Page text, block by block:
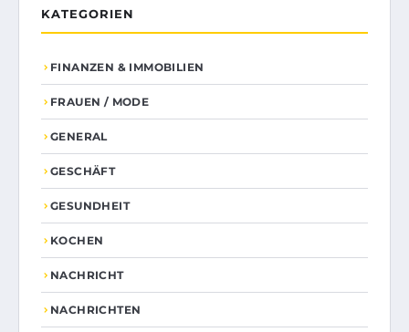
KATEGORIEN
FINANZEN & IMMOBILIEN
FRAUEN / MODE
GENERAL
GESCHÄFT
GESUNDHEIT
KOCHEN
NACHRICHT
NACHRICHTEN